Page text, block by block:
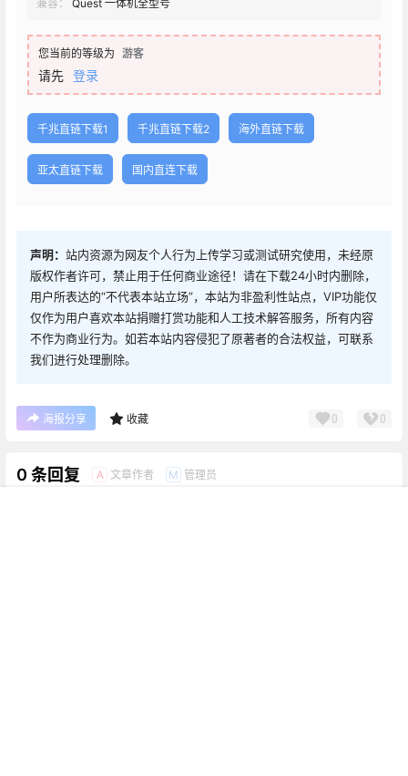
兼容：
Quest 一体机全型号
您当前的等级为 游客
请先 登录
千兆直链下载1 千兆直链下载2 海外直链下载
亚太直链下载 国内直连下载
声明： 站内资源为网友个人行为上传学习或测试研究使用，未经原
版权作者许可，禁止用于任何商业途径！请在下载24小时内删除，
用户所表达的“不代表本站立场”，本站为非盈利性站点，VIP功能仅
仅作为用户喜欢本站捐赠打赏功能和人工技术解答服务，所有内容
不作为商业行为。如若本站内容侵犯了原著者的合法权益，可联系
我们进行处理删除。
海报分享 收藏 0 0
0 条回复 A 文章作者 M 管理员